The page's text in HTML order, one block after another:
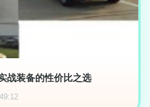
战装备的性价比之选